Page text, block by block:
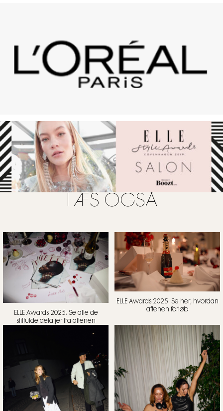
LÆS OGSÅ
ELLE Awards 2025: Se alle de
stilfulde detaljer fra aftenen
ELLE Awards 2025: Se her, hvordan
aftenen forløb